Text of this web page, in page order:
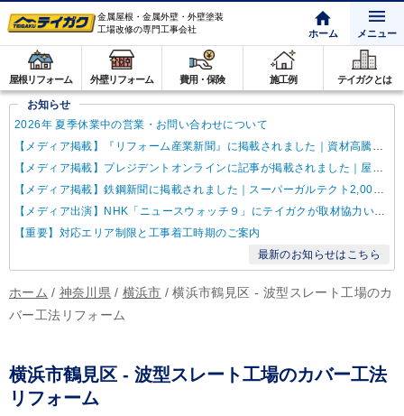
金属屋根・金属外壁・外壁塗装
工場改修の専門工事会社
ホーム メニュー
屋根リフォーム 外壁リフォーム 費用・保険 施工例 テイガクとは
お知らせ
2026年 夏季休業中の営業・お問い合わせについて
【メディア掲載】『リフォーム産業新聞』に掲載されました｜資材高騰・納期遅延に対するテイガクの取り組み
【メディア掲載】プレジデントオンラインに記事が掲載されました｜屋根点検商法について解説
【メディア掲載】鉄鋼新聞に掲載されました｜スーパーガルテクト2,000万㎡達成
【メディア出演】NHK「ニュースウォッチ９」にテイガクが取材協力いたしました
【重要】対応エリア制限と工事着工時期のご案内
最新のお知らせはこちら
ホーム / 神奈川県 / 横浜市 / 横浜市鶴見区 - 波型スレート工場のカ
バー工法リフォーム
横浜市鶴見区 - 波型スレート工場のカバー工法
リフォーム